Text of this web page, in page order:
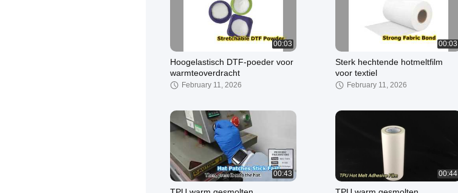
00:03
Hoogelastisch DTF-poeder voor
warmteoverdracht
February 11, 2026
00:03
Sterk hechtende hotmeltfilm
voor textiel
February 11, 2026
00:43 00:44